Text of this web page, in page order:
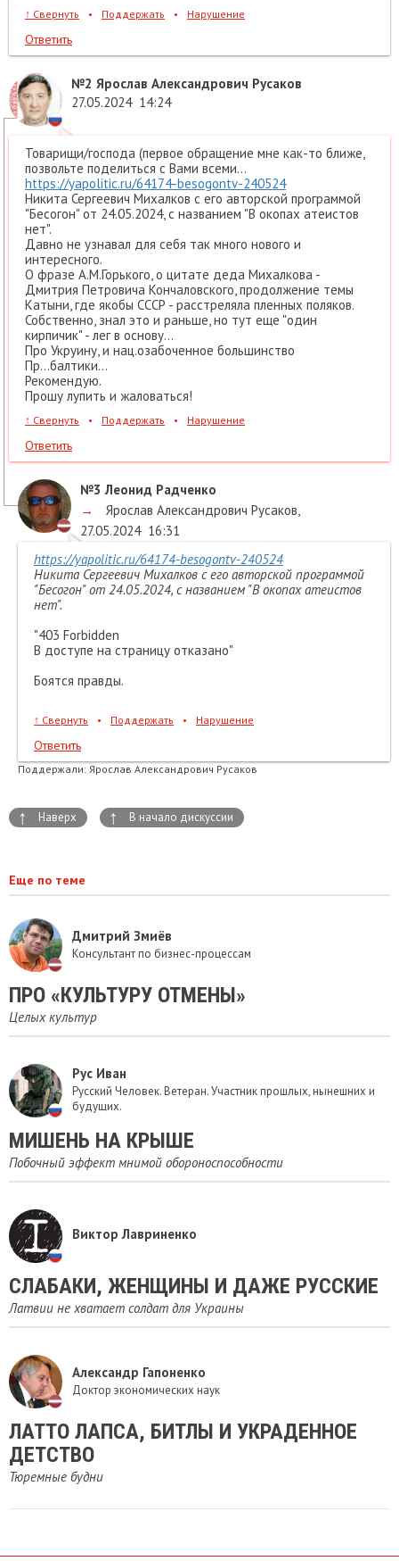
↑ Свернуть • Поддержать • Нарушение
Ответить
№2 Ярослав Александрович Русаков
27.05.2024 14:24
Товарищи/господа (первое обращение мне как-то ближе,
позвольте поделиться с Вами всеми...
https://yapolitic.ru/64174-besogontv-240524
Никита Сергеевич Михалков с его авторской программой
"Бесогон" от 24.05.2024, с названием "В окопах атеистов
нет".
Давно не узнавал для себя так много нового и
интересного.
О фразе А.М.Горького, о цитате деда Михалкова -
Дмитрия Петровича Кончаловского, продолжение темы
Катыни, где якобы СССР - расстреляла пленных поляков.
Собственно, знал это и раньше, но тут еще "один
кирпичик" - лег в основу...
Про Укруину, и нац.озабоченное большинство
Пр...балтики...
Рекомендую.
Прошу лупить и жаловаться!
↑ Свернуть • Поддержать • Нарушение
Ответить
№3 Леонид Радченко
→
Ярослав Александрович Русаков,
27.05.2024 16:31
https://yapolitic.ru/64174-besogontv-240524
Никита Сергеевич Михалков с его авторской программой
"Бесогон" от 24.05.2024, с названием "В окопах атеистов
нет".
"403 Forbidden
В доступе на страницу отказано"
Боятся правды.
↑ Свернуть • Поддержать • Нарушение
Ответить
Поддержали: Ярослав Александрович Русаков
↑ Наверх ↑ В начало дискуссии
Еще по теме
Дмитрий Змиёв
Консультант по бизнес-процессам
ПРО «КУЛЬТУРУ ОТМЕНЫ»
Целых культур
Рус Иван
Русский Человек. Ветеран. Участник прошлых, нынешних и
будущих.
МИШЕНЬ НА КРЫШЕ
Побочный эффект мнимой обороноспособности
Виктор Лавриненко
СЛАБАКИ, ЖЕНЩИНЫ И ДАЖЕ РУССКИЕ
Латвии не хватает солдат для Украины
Александр Гапоненко
Доктор экономических наук
ЛАТТО ЛАПСА, БИТЛЫ И УКРАДЕННОЕ
ДЕТСТВО
Тюремные будни